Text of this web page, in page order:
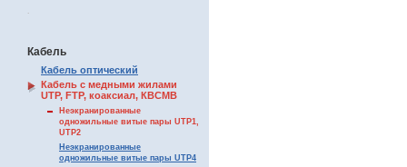
.
Кабель
Кабель оптический
Кабель с медными жилами
UTP, FTP, коаксиал, КВСМВ
Неэкранированные
одножильные витые пары UTP1,
UTP2
Неэкранированные
одножильные витые пары UTP4